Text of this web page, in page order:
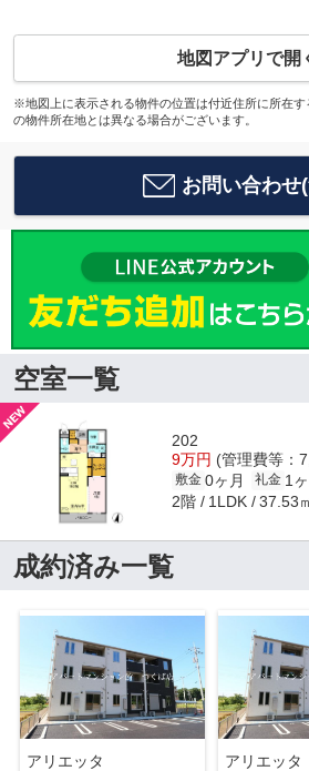
地図アプリで開
※地図上に表示される物件の位置は付近住所に所在
の物件所在地とは異なる場合がございます。
お問い合わせ
空室一覧
202
9万円 (管理費等：
敷金 0ヶ月 礼金 1
2階 1LDK 37.53
成約済み一覧
アリエッタ アリエッタ